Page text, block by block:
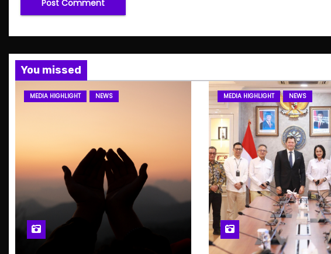
You missed
MEDIA HIGHLIGHT NEWS MEDIA HIGHLIGHT NEWS